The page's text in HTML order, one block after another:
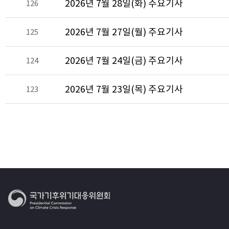
126 2026년 7월 28일(화) 주요기사
125 2026년 7월 27일(월) 주요기사
124 2026년 7월 24일(금) 주요기사
123 2026년 7월 23일(목) 주요기사